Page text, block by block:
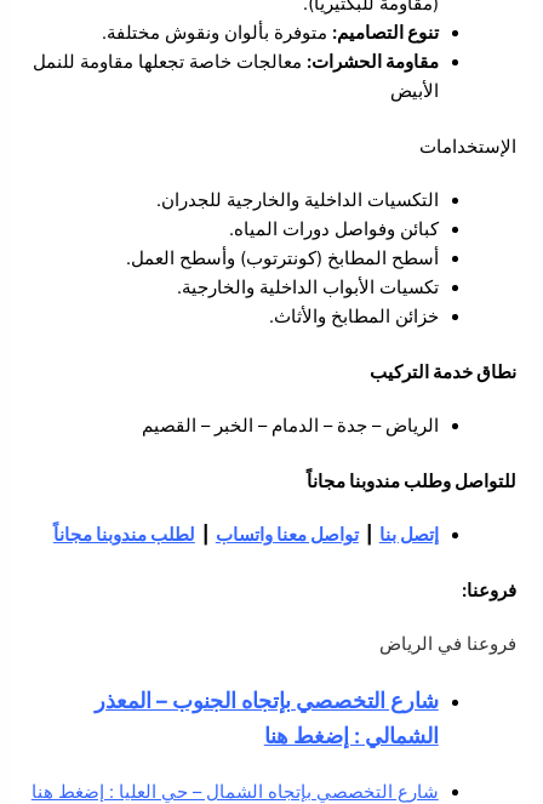
تنوع التصاميم: متوفرة بألوان ونقوش مختلفة.
مقاومة الحشرات: معالجات خاصة تجعلها مقاومة للنمل
الأبيض
الإستخدامات
التكسيات الداخلية والخارجية للجدران.
كبائن وفواصل دورات المياه.
أسطح المطابخ (كونترتوب) وأسطح العمل.
تكسيات الأبواب الداخلية والخارجية.
خزائن المطابخ والأثاث.
نطاق خدمة التركيب
الرياض – جدة – الدمام – الخبر – القصيم
للتواصل وطلب مندوبنا مجاناً
إتصل بنا |تواصل معنا واتساب لطلب مندوبنا مجاناً
فروعنا:
فروعنا في الرياض
شارع التخصصي بإتجاه الجنوب – المعذر
الشمالي : إضغط هنا
شارع التخصصي بإتجاه الشمال – حي العليا : إضغط هنا